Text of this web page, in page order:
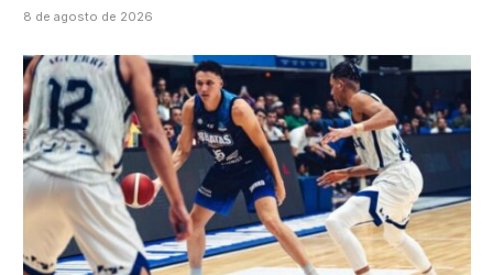
8 de agosto de 2026